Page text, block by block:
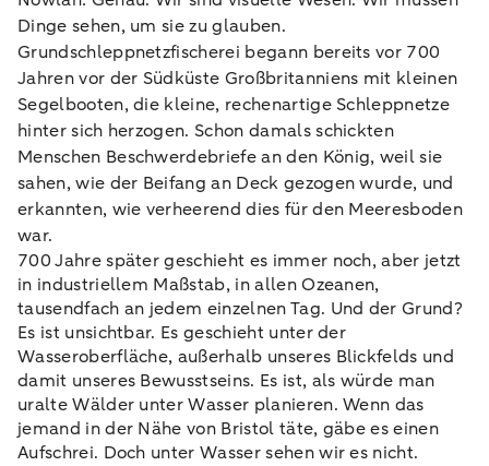
Dinge sehen, um sie zu glauben.
Grundschleppnetzfischerei begann bereits vor 700
Jahren vor der Südküste Großbritanniens mit kleinen
Segelbooten, die kleine, rechenartige Schleppnetze
hinter sich herzogen. Schon damals schickten
Menschen Beschwerdebriefe an den König, weil sie
sahen, wie der Beifang an Deck gezogen wurde, und
erkannten, wie verheerend dies für den Meeresboden
war.
700 Jahre später geschieht es immer noch, aber jetzt
in industriellem Maßstab, in allen Ozeanen,
tausendfach an jedem einzelnen Tag. Und der Grund?
Es ist unsichtbar. Es geschieht unter der
Wasseroberfläche, außerhalb unseres Blickfelds und
damit unseres Bewusstseins. Es ist, als würde man
uralte Wälder unter Wasser planieren. Wenn das
jemand in der Nähe von Bristol täte, gäbe es einen
Aufschrei. Doch unter Wasser sehen wir es nicht.